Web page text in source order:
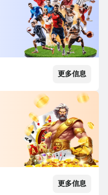
更多信息
更多信息